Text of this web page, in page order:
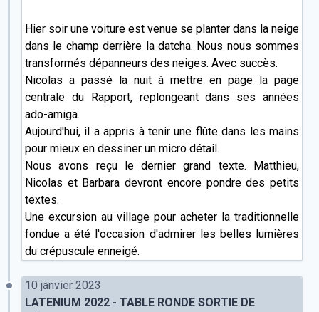
Hier soir une voiture est venue se planter dans la neige
dans le champ derrière la datcha. Nous nous sommes
transformés dépanneurs des neiges. Avec succès.
Nicolas a passé la nuit à mettre en page la page
centrale du Rapport, replongeant dans ses années
ado-amiga.
Aujourd'hui, il a appris à tenir une flûte dans les mains
pour mieux en dessiner un micro détail.
Nous avons reçu le dernier grand texte. Matthieu,
Nicolas et Barbara devront encore pondre des petits
textes.
Une excursion au village pour acheter la traditionnelle
fondue a été l'occasion d'admirer les belles lumières
du crépuscule enneigé.
10 janvier 2023
LATENIUM 2022 - TABLE RONDE SORTIE DE